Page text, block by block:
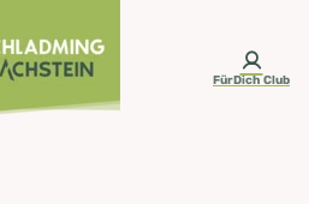
FürDich Club